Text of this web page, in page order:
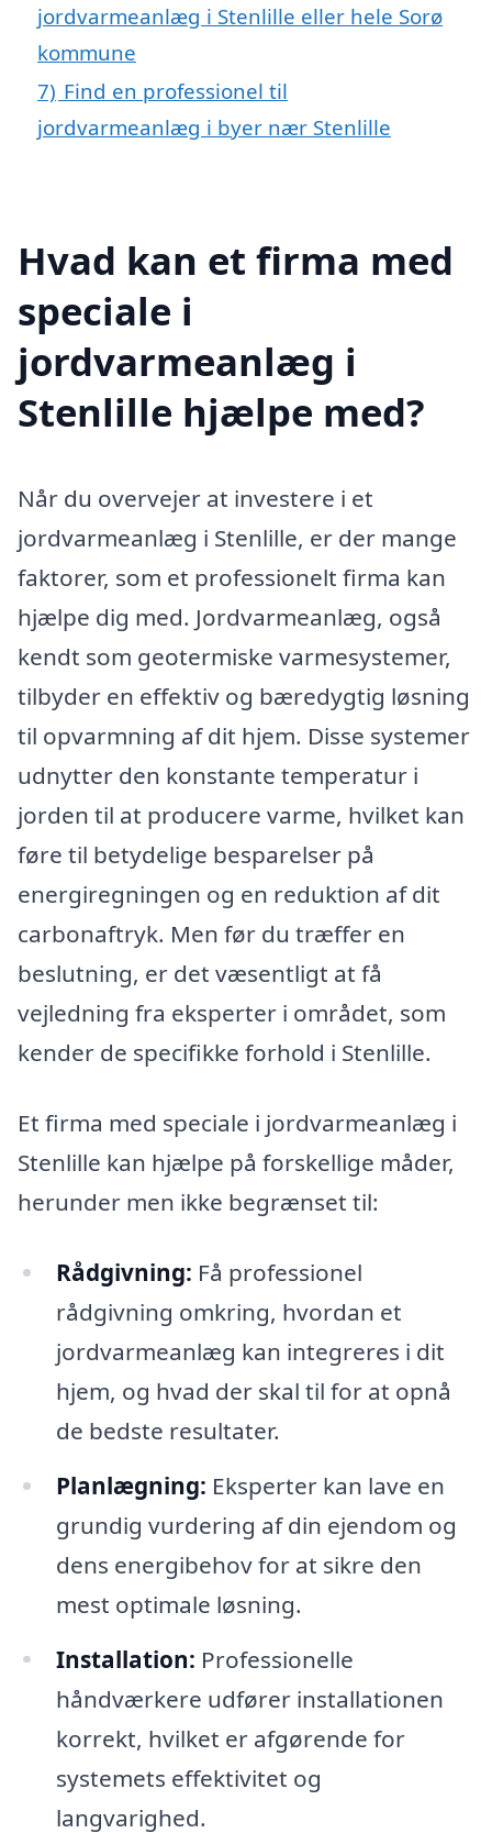
jordvarmeanlæg i Stenlille eller hele Sorø
kommune
7) Find en professionel til
jordvarmeanlæg i byer nær Stenlille
Hvad kan et firma med
speciale i
jordvarmeanlæg i
Stenlille hjælpe med?
Når du overvejer at investere i et
jordvarmeanlæg i Stenlille, er der mange
faktorer, som et professionelt firma kan
hjælpe dig med. Jordvarmeanlæg, også
kendt som geotermiske varmesystemer,
tilbyder en effektiv og bæredygtig løsning
til opvarmning af dit hjem. Disse systemer
udnytter den konstante temperatur i
jorden til at producere varme, hvilket kan
føre til betydelige besparelser på
energiregningen og en reduktion af dit
carbonaftryk. Men før du træffer en
beslutning, er det væsentligt at få
vejledning fra eksperter i området, som
kender de specifikke forhold i Stenlille.
Et firma med speciale i jordvarmeanlæg i
Stenlille kan hjælpe på forskellige måder,
herunder men ikke begrænset til:
Rådgivning: Få professionel
rådgivning omkring, hvordan et
jordvarmeanlæg kan integreres i dit
hjem, og hvad der skal til for at opnå
de bedste resultater.
Planlægning: Eksperter kan lave en
grundig vurdering af din ejendom og
dens energibehov for at sikre den
mest optimale løsning.
Installation: Professionelle
håndværkere udfører installationen
korrekt, hvilket er afgørende for
systemets effektivitet og
langvarighed.